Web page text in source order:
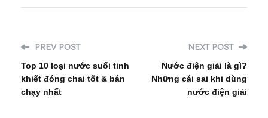
PREV POST
Top 10 loại nước suối tinh
khiết đóng chai tốt & bán
chạy nhất
NEXT POST
Nước điện giải là gì?
Những cái sai khi dùng
nước điện giải